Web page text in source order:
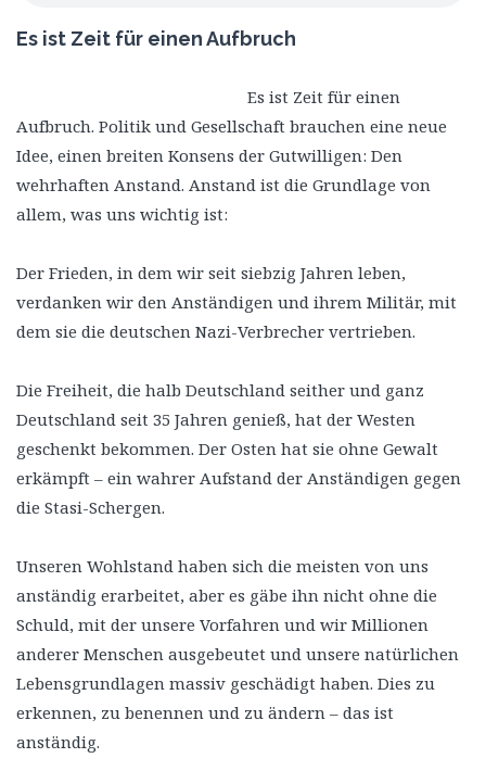
Es ist Zeit für einen Aufbruch
Es ist Zeit für einen
Aufbruch. Politik und Gesellschaft brauchen eine neue
Idee, einen breiten Konsens der Gutwilligen: Den
wehrhaften Anstand. Anstand ist die Grundlage von
allem, was uns wichtig ist:
Der Frieden, in dem wir seit siebzig Jahren leben,
verdanken wir den Anständigen und ihrem Militär, mit
dem sie die deutschen Nazi-Verbrecher vertrieben.
Die Freiheit, die halb Deutschland seither und ganz
Deutschland seit 35 Jahren genieß, hat der Westen
geschenkt bekommen. Der Osten hat sie ohne Gewalt
erkämpft – ein wahrer Aufstand der Anständigen gegen
die Stasi-Schergen.
Unseren Wohlstand haben sich die meisten von uns
anständig erarbeitet, aber es gäbe ihn nicht ohne die
Schuld, mit der unsere Vorfahren und wir Millionen
anderer Menschen ausgebeutet und unsere natürlichen
Lebensgrundlagen massiv geschädigt haben. Dies zu
erkennen, zu benennen und zu ändern – das ist
anständig.